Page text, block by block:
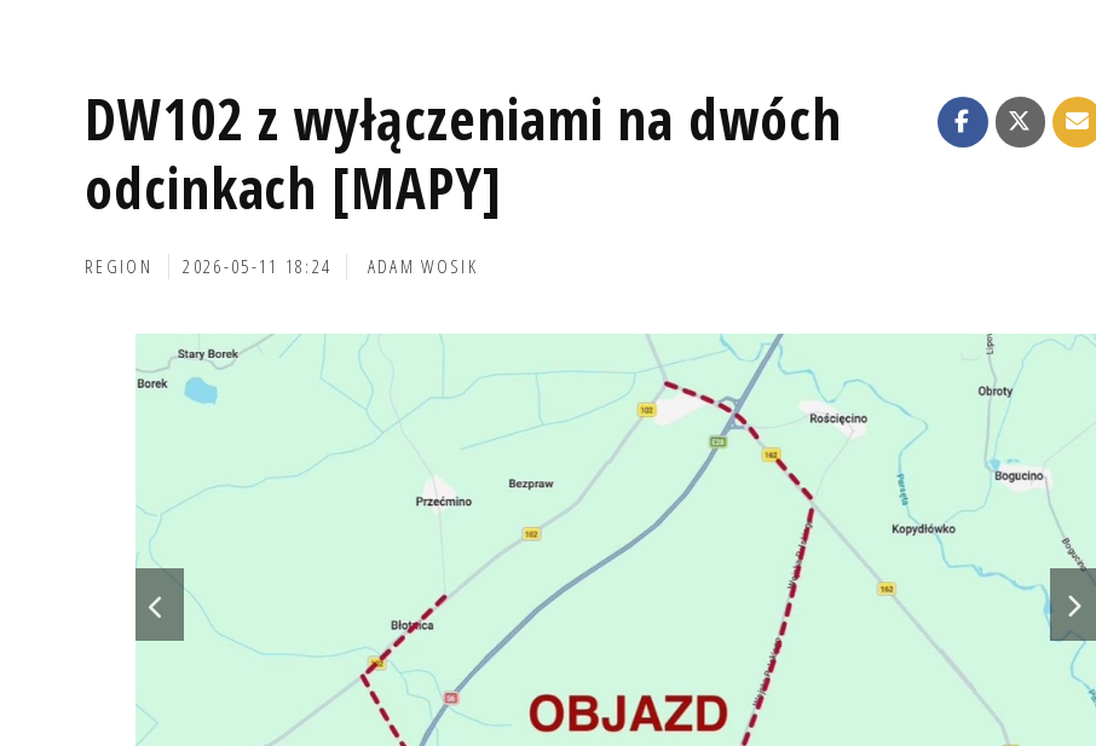
DW102 z wyłączeniami na dwóch
odcinkach [MAPY]
REGION 2026-05-11 18:24 ADAM WOSIK